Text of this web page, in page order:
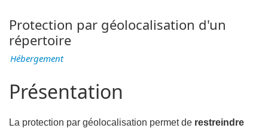
Protection par géolocalisation d'un
répertoire
Hébergement
Présentation
La protection par géolocalisation permet de restreindre